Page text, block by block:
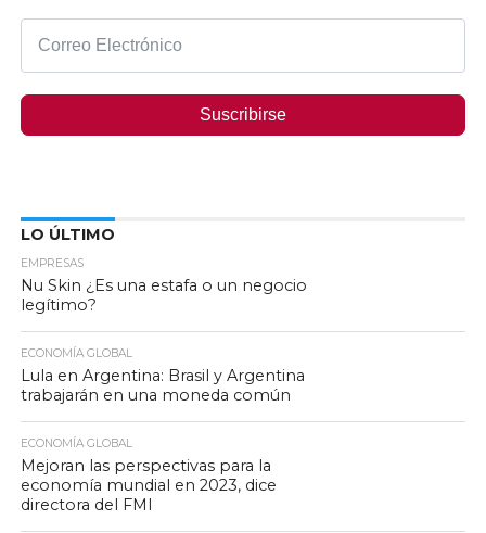
Suscribirse
LO ÚLTIMO
EMPRESAS
Nu Skin ¿Es una estafa o un negocio
legítimo?
ECONOMÍA GLOBAL
Lula en Argentina: Brasil y Argentina
trabajarán en una moneda común
ECONOMÍA GLOBAL
Mejoran las perspectivas para la
economía mundial en 2023, dice
directora del FMI